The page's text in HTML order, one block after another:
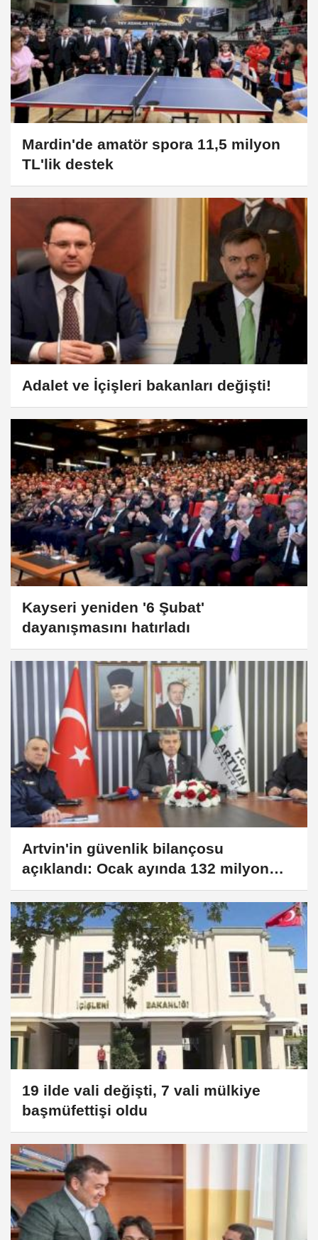
Mardin'de amatör spora 11,5 milyon
TL'lik destek
Adalet ve İçişleri bakanları değişti!
Kayseri yeniden '6 Şubat'
dayanışmasını hatırladı
Artvin'in güvenlik bilançosu
açıklandı: Ocak ayında 132 milyon
TL’lik kaçak vergi kaybı önlendi
19 ilde vali değişti, 7 vali mülkiye
başmüfettişi oldu